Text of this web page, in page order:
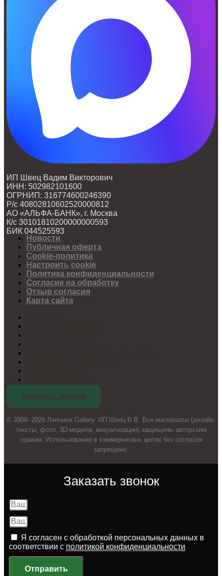
ИП Швец Вадим Викторович
ИНН: 502982101600
ОГРНИП: 316774600246390
Р/с 40802810602520000812
АО «АЛЬФА-БАНК», г. Москва
К/с 30101810200000000593
БИК 044525593
Новости
Публичная оферта
Cookie-политика
Настроить cookie
Политика конфиденциальности
Согласие на обработку
Отзыв согласия
Карта сайта
Заказать звонок
© 2008- 2026 Лепнина Gallery. ИП Швец В.В. Все материалы (дизайн,
тексты, фото, 3D-модели, визуализации) защищены авторским
правом. Использование в коммерческих целях без согласия
запрещено.
Заказать звонок
Я согласен с обработкой персональных данных в
соответствии с политикой конфиденциальности
Отправить